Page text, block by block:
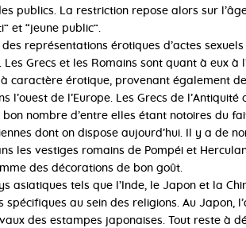
publics. La restriction repose alors sur
et “jeune public”.
représentations érotiques d’actes
Les Grecs et les Romains sont quant à eux
caractère érotique, provenant également
l’ouest de l’Europe. Les Grecs de
nombre d’entre elles étant notoires du
dont on dispose aujourd’hui. Il y a de
les vestiges romains de Pompéi et
des décorations de bon goût.
asiatiques tels que l’Inde, le Japon et la
spécifiques au sein des religions. Au
des estampes japonaises. Tout reste à